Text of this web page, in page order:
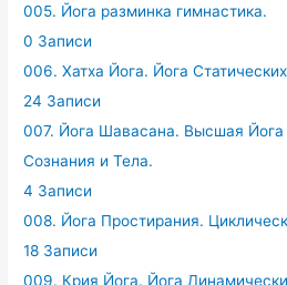
005. Йога разминка гимнастика.
0 Записи
006. Хатха Йога. Йога
24 Записи
007. Йога Шавасана. Высшая
Сознания и Тела.
4 Записи
008. Йога Простирания.
18 Записи
009. Крия Йога. Йога